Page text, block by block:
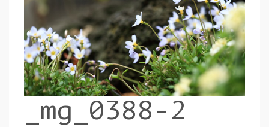
_mg_0388-2